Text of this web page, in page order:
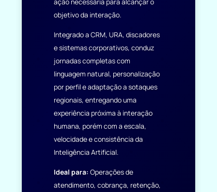
ação necessária para alcançar o
objetivo da interação.
Integrado a CRM, URA, discadores
e sistemas corporativos, conduz
jornadas completas com
linguagem natural, personalização
por perfil e adaptação a sotaques
regionais, entregando uma
experiência próxima à interação
humana, porém com a escala,
velocidade e consistência da
Inteligência Artificial.
Ideal para: Operações de
atendimento, cobrança, retenção,